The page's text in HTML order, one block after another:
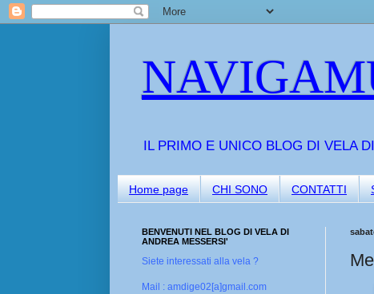
IL PRIMO E UNICO BLOG DI VELA
Home page CHI SONO CONTATTI
BENVENUTI NEL BLOG DI VELA DI
ANDREA MESSERSI'
Siete interessati alla vela ?
Mail : amdige02[a]gmail.com